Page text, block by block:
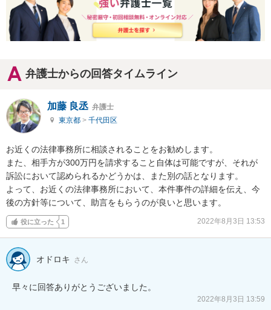
弁護士からの回答タイムライン
加藤 良丞 弁護士
東京都 > 千代田区
お近くの法律事務所に相談されることをお勧めします。
また、相手方が300万円を請求すること自体は可能ですが、それが
訴訟において認められるかどうかは、また別の話となります。
よって、お近くの法律事務所において、本件事件の詳細を伝え、今
後の方針等について、助言をもらうのが良いと思います。
役に立った 1 2022年8月3日 13:53
オドロキ さん
早々に回答ありがとうございました。
2022年8月3日 13:59